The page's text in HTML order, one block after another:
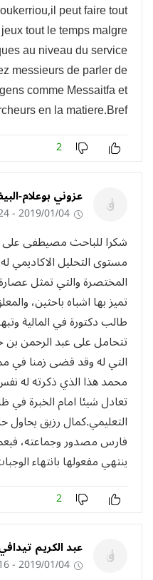
peut faire tout
tout le temps malgre
au niveau du service
messieurs de parler de
comme Messaitfa et
en la matiere.Bref.
2
عزوني بوعلام-
2019/01/04 - 12:24
شكرا للباحث مصيطفى على
مستوى التحليل الاكاديمي
المختصرة والتي تمثل عصارة
تميز بها اشباه باحثين،
طالب دكتورة في المالية
تتحامل على عبد الرحمن بن
التي له وقد قضى زمنا في
محمد هذا الذي ذكرته له
تعادل شيئا امام الخبرة
التعليمي.كمال رزيق
فارس مصدور وجماعته،
ينتهي مفعولها بانتهاء
2
عبد الكريم
2019/01/04 - 12:16